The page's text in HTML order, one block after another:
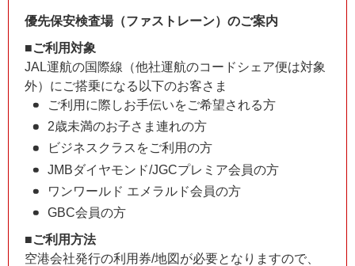
優先保安検査場（ファストレーン）のご案内
■ご利用対象
JAL運航の国際線（他社運航のコードシェア便は対象
外）にご搭乗になる以下のお客さま
ご利用に際しお手伝いをご希望される方
2歳未満のお子さま連れの方
ビジネスクラスをご利用の方
JMBダイヤモンド/JGCプレミア会員の方
ワンワールド エメラルド会員の方
GBC会員の方
■ご利用方法
空港会社発行の利用券/地図が必要となりますので、